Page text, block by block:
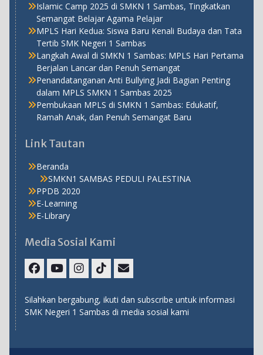
Islamic Camp 2025 di SMKN 1 Sambas, Tingkatkan
Semangat Belajar Agama Pelajar
MPLS Hari Kedua: Siswa Baru Kenali Budaya dan Tata
Tertib SMK Negeri 1 Sambas
Langkah Awal di SMKN 1 Sambas: MPLS Hari Pertama
Berjalan Lancar dan Penuh Semangat
Penandatanganan Anti Bullying Jadi Bagian Penting
dalam MPLS SMKN 1 Sambas 2025
Pembukaan MPLS di SMKN 1 Sambas: Edukatif,
Ramah Anak, dan Penuh Semangat Baru
Link Tautan
Beranda
SMKN1 SAMBAS PEDULI PALESTINA
PPDB 2020
E-Learning
E-Library
Media Sosial Kami
Silahkan bergabung, ikuti dan subscribe untuk informasi
SMK Negeri 1 Sambas di media sosial kami